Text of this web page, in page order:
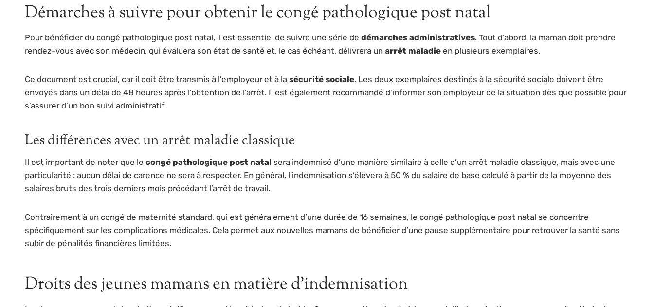
Démarches à suivre pour obtenir le congé pathologique post natal
Pour bénéficier du congé pathologique post natal, il est essentiel de suivre une série de démarches administratives. Tout d’abord, la maman doit prendre
rendez-vous avec son médecin, qui évaluera son état de santé et, le cas échéant, délivrera un arrêt maladie en plusieurs exemplaires.
Ce document est crucial, car il doit être transmis à l’employeur et à la sécurité sociale. Les deux exemplaires destinés à la sécurité sociale doivent être
envoyés dans un délai de 48 heures après l’obtention de l’arrêt. Il est également recommandé d’informer son employeur de la situation dès que possible pour
s’assurer d’un bon suivi administratif.
Les différences avec un arrêt maladie classique
Il est important de noter que le congé pathologique post natal sera indemnisé d’une manière similaire à celle d’un arrêt maladie classique, mais avec une
particularité : aucun délai de carence ne sera à respecter. En général, l’indemnisation s’élèvera à 50 % du salaire de base calculé à partir de la moyenne des
salaires bruts des trois derniers mois précédant l’arrêt de travail.
Contrairement à un congé de maternité standard, qui est généralement d’une durée de 16 semaines, le congé pathologique post natal se concentre
spécifiquement sur les complications médicales. Cela permet aux nouvelles mamans de bénéficier d’une pause supplémentaire pour retrouver la santé sans
subir de pénalités financières limitées.
Droits des jeunes mamans en matière d’indemnisation